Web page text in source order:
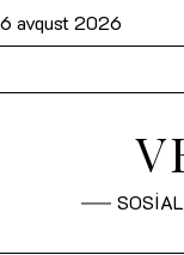
6 avqust 2026